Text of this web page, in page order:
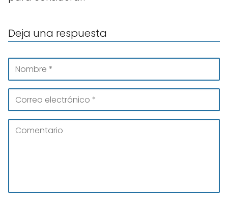
Deja una respuesta